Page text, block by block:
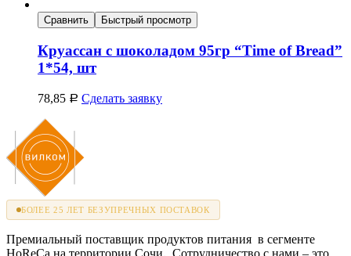
Сравнить Быстрый просмотр
Круассан с шоколадом 95гр “Time of Bread”
1*54, шт
78,85 Р Сделать заявку
БОЛЕЕ 25 ЛЕТ БЕЗУПРЕЧНЫХ ПОСТАВОК
Премиальный поставщик продуктов питания в сегменте
HoReCa на территории Сочи. Сотрудничество с нами – это